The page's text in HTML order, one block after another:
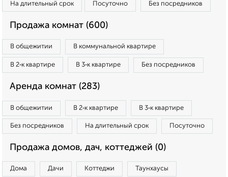
На длительный срок Посуточно Без посредников
Продажа комнат (600)
В общежитии В коммунальной квартире
В 2‑к квартире В 3‑к квартире Без посредников
Аренда комнат (283)
В общежитии В 2‑к квартире В 3‑к квартире
Без посредников На длительный срок Посуточно
Продажа домов, дач, коттеджей (0)
Дома Дачи Коттеджи Таунхаусы